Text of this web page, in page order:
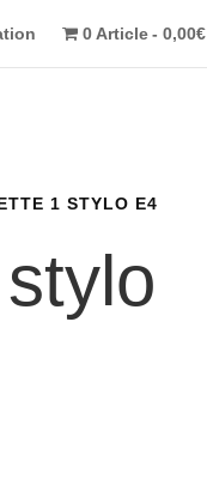
0 Article 0,00€
1 STYLO E4